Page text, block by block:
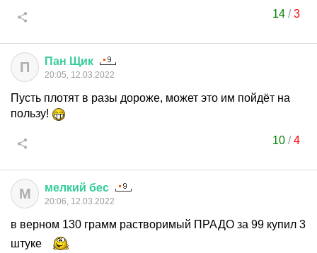
14 /3
П Пан Щик
20:05, 12.03.2022
Пусть плотят в разы дороже, может это им пойдёт на
пользу!
10 /4
М мелкий бес
20:06, 12.03.2022
в верном 130 грамм растворимый ПРАДО за 99 купил 3
штуке